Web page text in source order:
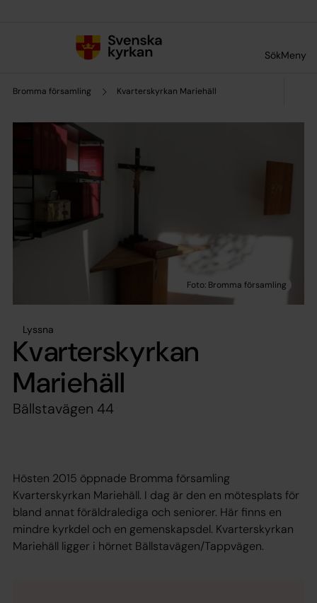
SökMeny
Bromma församling Kvarterskyrkan Mariehäll
Lyssna
Kvarterskyrkan
Mariehäll
Bällstavägen 44
Hösten 2015 öppnade Bromma församling
Kvarterskyrkan Mariehäll. I dag är den en mötesplats för
bland annat föräldralediga och seniorer. Här finns en
mindre kyrkdel och en gemenskapsdel. Kvarterskyrkan
Mariehäll ligger i hörnet Bällstavägen/Tappvägen.